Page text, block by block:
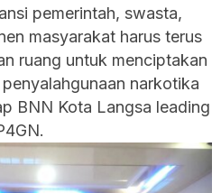
pemerintah, swasta,
masyarakat harus terus
ruang untuk menciptakan
narkotika
BNN Kota Langsa leading